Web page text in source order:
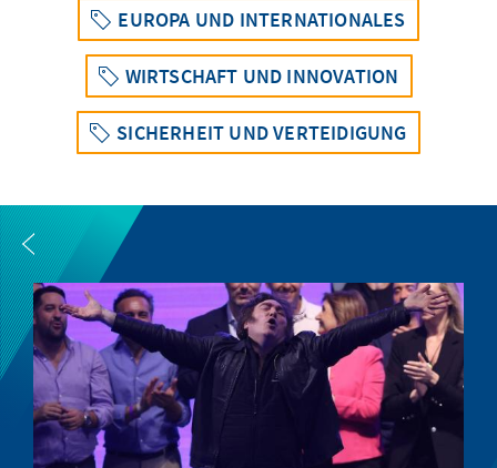
EUROPA UND INTERNATIONALES
WIRTSCHAFT UND INNOVATION
SICHERHEIT UND VERTEIDIGUNG